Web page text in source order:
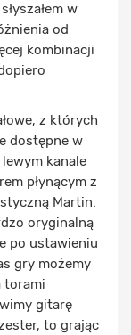
w
od
kombinacji
z których
dostępne w
kanale
płynącym z
Martin.
oryginalną
po ustawieniu
gry możemy
torami
gitarę
to grając